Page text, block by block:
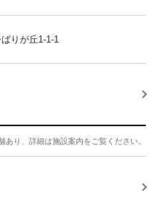
りが丘1-1-1
あり、詳細は施設案内をご覧ください。